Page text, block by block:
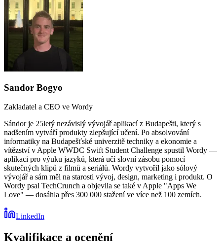
Sandor Bogyo
Zakladatel a CEO ve Wordy
Sándor je 25letý nezávislý vývojář aplikací z Budapešti, který s
nadšením vytváří produkty zlepšující učení. Po absolvování
informatiky na Budapešťské univerzitě techniky a ekonomie a
vítězství v Apple WWDC Swift Student Challenge spustil Wordy —
aplikaci pro výuku jazyků, která učí slovní zásobu pomocí
skutečných klipů z filmů a seriálů. Wordy vytvořil jako sólový
vývojář a sám měl na starosti vývoj, design, marketing i produkt. O
Wordy psal TechCrunch a objevila se také v Apple "Apps We
Love" — dosáhla přes 300 000 stažení ve více než 100 zemích.
LinkedIn
Kvalifikace a ocenění